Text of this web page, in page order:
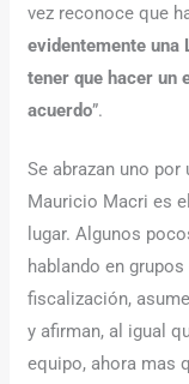
vez reconoce que
evidentemente una
tener que hacer un
acuerdo”.
Se abrazan uno
Mauricio Macri es
lugar. Algunos
hablando en
fiscalización,
y afirman, al igual
equipo, ahora mas